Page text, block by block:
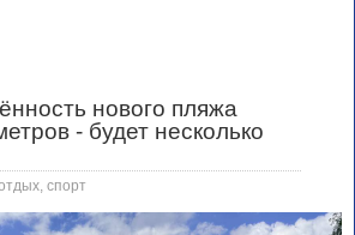
нового пляжа
- будет несколько
спорт